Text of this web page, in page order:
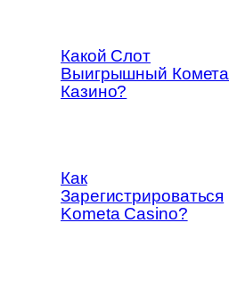
Какой Слот
Выигрышный Комета
Казино?
Как
Зарегистрироваться
Kometa Casino?